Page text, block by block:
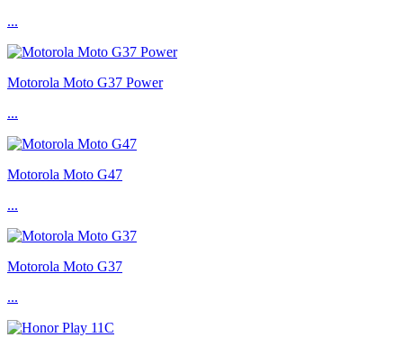
...
Motorola Moto G37 Power
...
Motorola Moto G47
...
Motorola Moto G37
...